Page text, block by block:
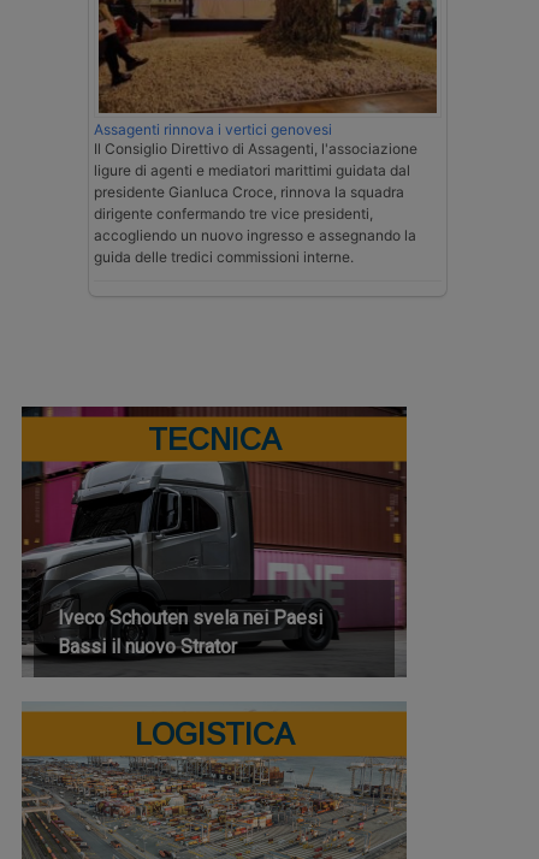
Assagenti rinnova i vertici genovesi
Il Consiglio Direttivo di Assagenti, l'associazione
ligure di agenti e mediatori marittimi guidata dal
presidente Gianluca Croce, rinnova la squadra
dirigente confermando tre vice presidenti,
accogliendo un nuovo ingresso e assegnando la
guida delle tredici commissioni interne.
TECNICA
Iveco Schouten svela nei Paesi
Bassi il nuovo Strator
LOGISTICA